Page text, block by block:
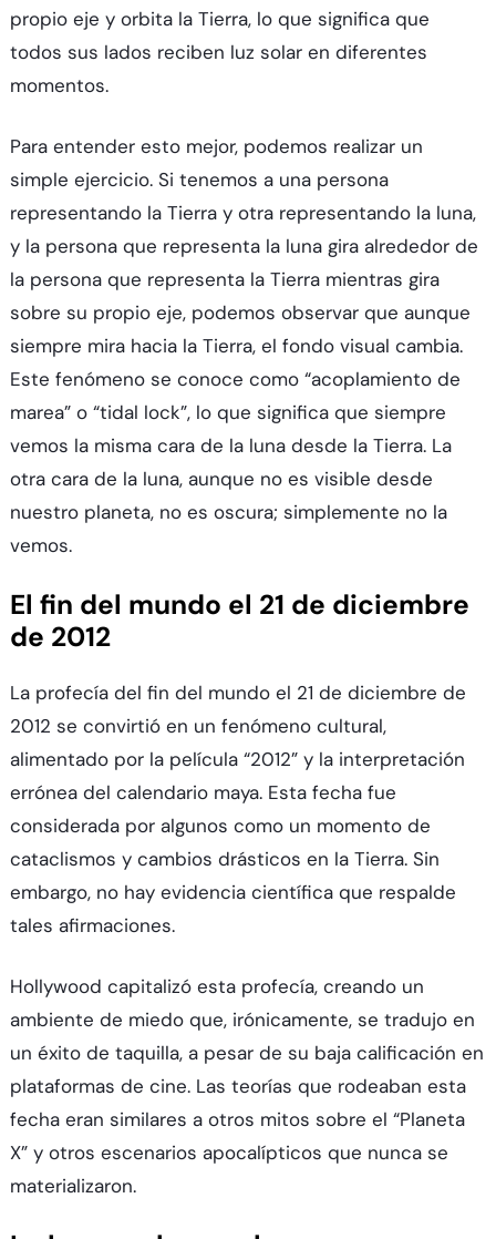
propio eje y orbita la Tierra, lo que significa que
todos sus lados reciben luz solar en diferentes
momentos.
Para entender esto mejor, podemos realizar un
simple ejercicio. Si tenemos a una persona
representando la Tierra y otra representando la luna,
y la persona que representa la luna gira alrededor de
la persona que representa la Tierra mientras gira
sobre su propio eje, podemos observar que aunque
siempre mira hacia la Tierra, el fondo visual cambia.
Este fenómeno se conoce como “acoplamiento de
marea” o “tidal lock”, lo que significa que siempre
vemos la misma cara de la luna desde la Tierra. La
otra cara de la luna, aunque no es visible desde
nuestro planeta, no es oscura; simplemente no la
vemos.
El fin del mundo el 21 de diciembre
de 2012
La profecía del fin del mundo el 21 de diciembre de
2012 se convirtió en un fenómeno cultural,
alimentado por la película “2012” y la interpretación
errónea del calendario maya. Esta fecha fue
considerada por algunos como un momento de
cataclismos y cambios drásticos en la Tierra. Sin
embargo, no hay evidencia científica que respalde
tales afirmaciones.
Hollywood capitalizó esta profecía, creando un
ambiente de miedo que, irónicamente, se tradujo en
un éxito de taquilla, a pesar de su baja calificación en
plataformas de cine. Las teorías que rodeaban esta
fecha eran similares a otros mitos sobre el “Planeta
X” y otros escenarios apocalípticos que nunca se
materializaron.